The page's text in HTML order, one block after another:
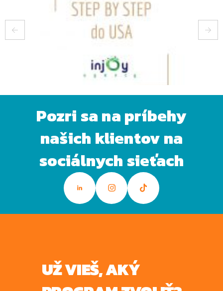
Pozri sa na príbehy
našich klientov na
sociálnych sieťach
UŽ VIEŠ, AKÝ